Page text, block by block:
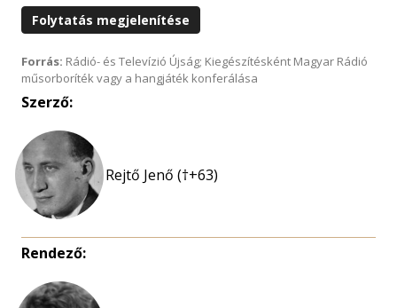
Folytatás megjelenítése
Forrás: Rádió- és Televízió Újság; Kiegészítésként Magyar Rádió
műsorboríték vagy a hangjáték konferálása
Szerző:
Rejtő Jenő (†+63)
Rendező: